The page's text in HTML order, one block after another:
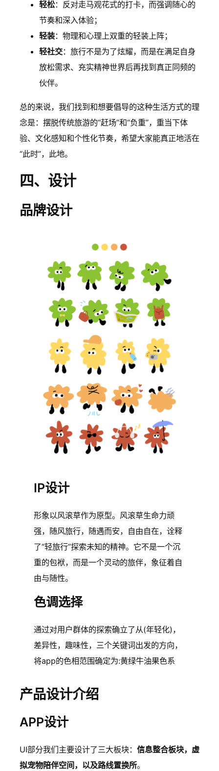
轻松：反对走马观花式的打卡，而强调随心的
节奏和深入体验；
轻装：物理和心理上双重的轻装上阵；
轻社交：旅行不是为了炫耀，而是在满足自身
放松需求、充实精神世界后再找到真正同频的
伙伴。
总的来说，我们找到和想要倡导的这种生活方式的理
念是：摆脱传统旅游的“赶场”和“负重”，重当下体
验、文化感知和个性化节奏，希望大家能真正地活在
“此时”，此地。
四、设计
品牌设计
IP设计
形象以风滚草作为原型。风滚草生命力顽
强，随风旅行，随遇而安，自由自在，诠释
了“轻旅行”探索未知的精神。它不是一个沉
重的包袱，而是一个灵动的旅伴，象征着自
由与随性。
色调选择
通过对用户群体的探索确立了从(年轻化)，
差异性，趣味性，三个关键词出发的方向，
将app的色相范围确定为:黄绿牛油果色系
产品设计介绍
APP设计
UI部分我们主要设计了三大板块： 信息整合板块，虚
拟宠物陪伴空间，以及路线置换所。